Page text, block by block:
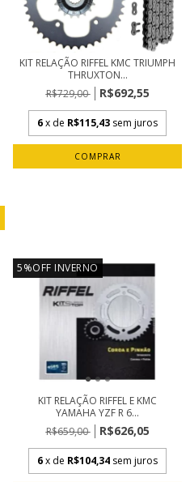
KIT RELAÇÃO RIFFEL KMC TRIUMPH
THRUXTON...
R$729,00
R$692,55
6x de R$115,43 sem juros
5%OFF INVERNO
KIT RELAÇÃO RIFFEL E KMC
YAMAHA YZF R 6...
R$659,00
R$626,05
6x de R$104,34 sem juros